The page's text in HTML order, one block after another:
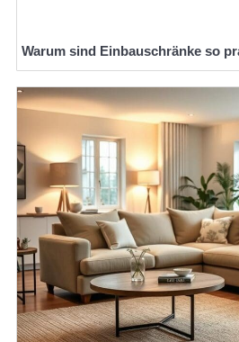
Warum sind Einbauschränke so